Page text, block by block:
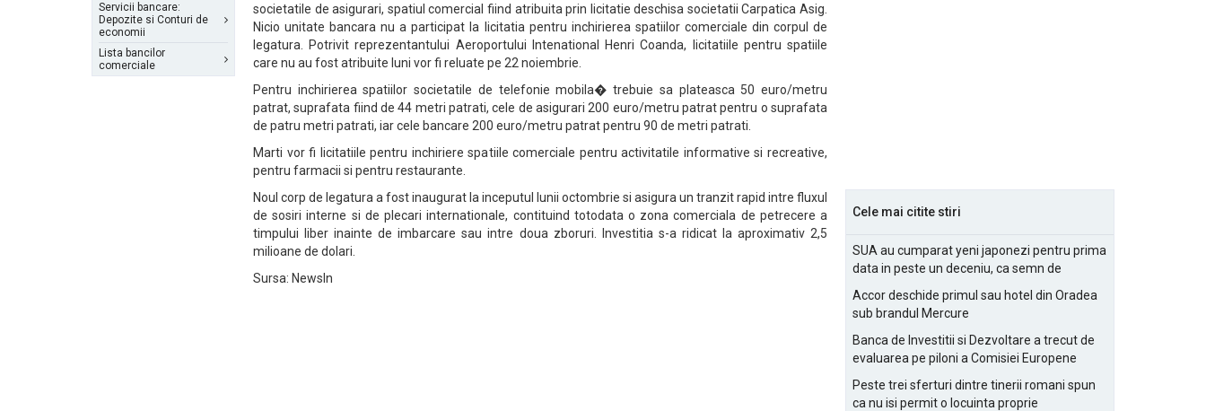
Servicii bancare:
Depozite si Conturi de
economii
Lista bancilor
comerciale
societatile de asigurari, spatiul comercial fiind atribuita prin licitatie deschisa societatii Carpatica Asig.
Nicio unitate bancara nu a participat la licitatia pentru inchirierea spatiilor comerciale din corpul de
legatura. Potrivit reprezentantului Aeroportului Intenational Henri Coanda, licitatiile pentru spatiile
care nu au fost atribuite luni vor fi reluate pe 22 noiembrie.
Pentru inchirierea spatiilor societatile de telefonie mobila� trebuie sa plateasca 50 euro/metru
patrat, suprafata fiind de 44 metri patrati, cele de asigurari 200 euro/metru patrat pentru o suprafata
de patru metri patrati, iar cele bancare 200 euro/metru patrat pentru 90 de metri patrati.
Marti vor fi licitatiile pentru inchiriere spatiile comerciale pentru activitatile informative si recreative,
pentru farmacii si pentru restaurante.
Noul corp de legatura a fost inaugurat la inceputul lunii octombrie si asigura un tranzit rapid intre fluxul
de sosiri interne si de plecari internationale, contituind totodata o zona comerciala de petrecere a
timpului liber inainte de imbarcare sau intre doua zboruri. Investitia s-a ridicat la aproximativ 2,5
milioane de dolari.
Sursa: NewsIn
Cele mai citite stiri
SUA au cumparat yeni japonezi pentru prima
data in peste un deceniu, ca semn de
Accor deschide primul sau hotel din Oradea
sub brandul Mercure
Banca de Investitii si Dezvoltare a trecut de
evaluarea pe piloni a Comisiei Europene
Peste trei sferturi dintre tinerii romani spun
ca nu isi permit o locuinta proprie